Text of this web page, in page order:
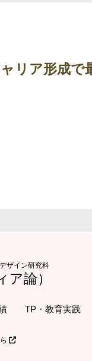
リア形成で
ザイン研究科
ア論）
TP・教育実践